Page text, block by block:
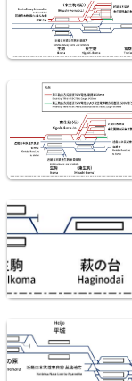
2026/07/11
2026/07/04
4